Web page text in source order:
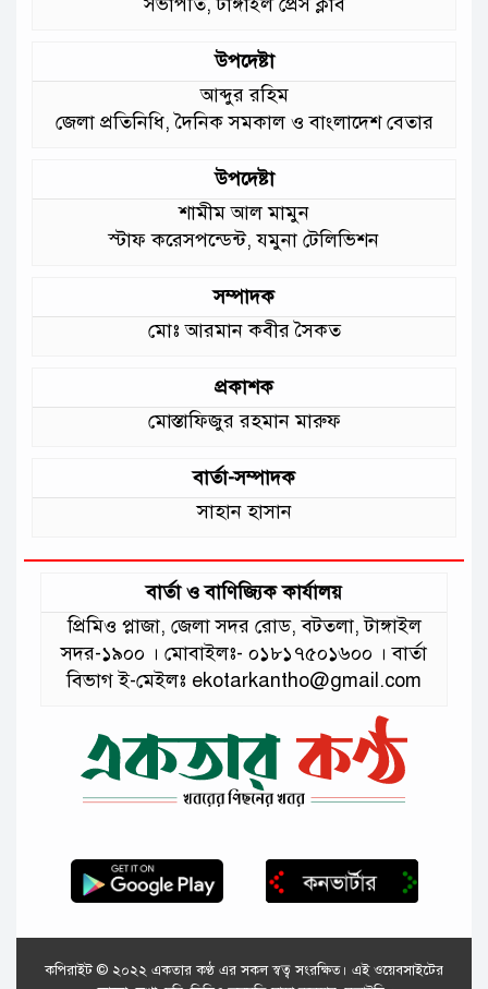
গুরুত্ব দিয়ে কাজ করছি: প্রতিমন্ত্রী টুকু
আমাদের চার পাশে ব্যাঙের ছাতার মতো
গড়ে উঠছে মাদ্রাসা ও কিন্ডার গার্ডেন
:মুক্তিযুদ্ধ বিষয়কমন্ত্রী
উপদেষ্টা
আব্দুর রহিম
জেলা প্রতিনিধি, দৈনিক সমকাল ও বাংলাদেশ বেতার
উপদেষ্টা
শামীম আল মামুন
স্টাফ করেসপন্ডেন্ট, যমুনা টেলিভিশন
সম্পাদক
মোঃ আরমান কবীর সৈকত
প্রকাশক
মোস্তাফিজুর রহমান মারুফ
বার্তা-সম্পাদক
সাহান হাসান
বার্তা ও বাণিজ্যিক কার্যালয়
প্রিমিও প্লাজা, জেলা সদর রোড, বটতলা, টাঙ্গাইল
সদর-১৯০০ । মোবাইলঃ- ০১৮১৭৫০১৬০০ । বার্তা
বিভাগ ই-মেইলঃ ekotarkantho@gmail.com
কপিরাইট © ২০২২ একতার কণ্ঠ এর সকল স্বত্ব সংরক্ষিত। এই ওয়েবসাইটের